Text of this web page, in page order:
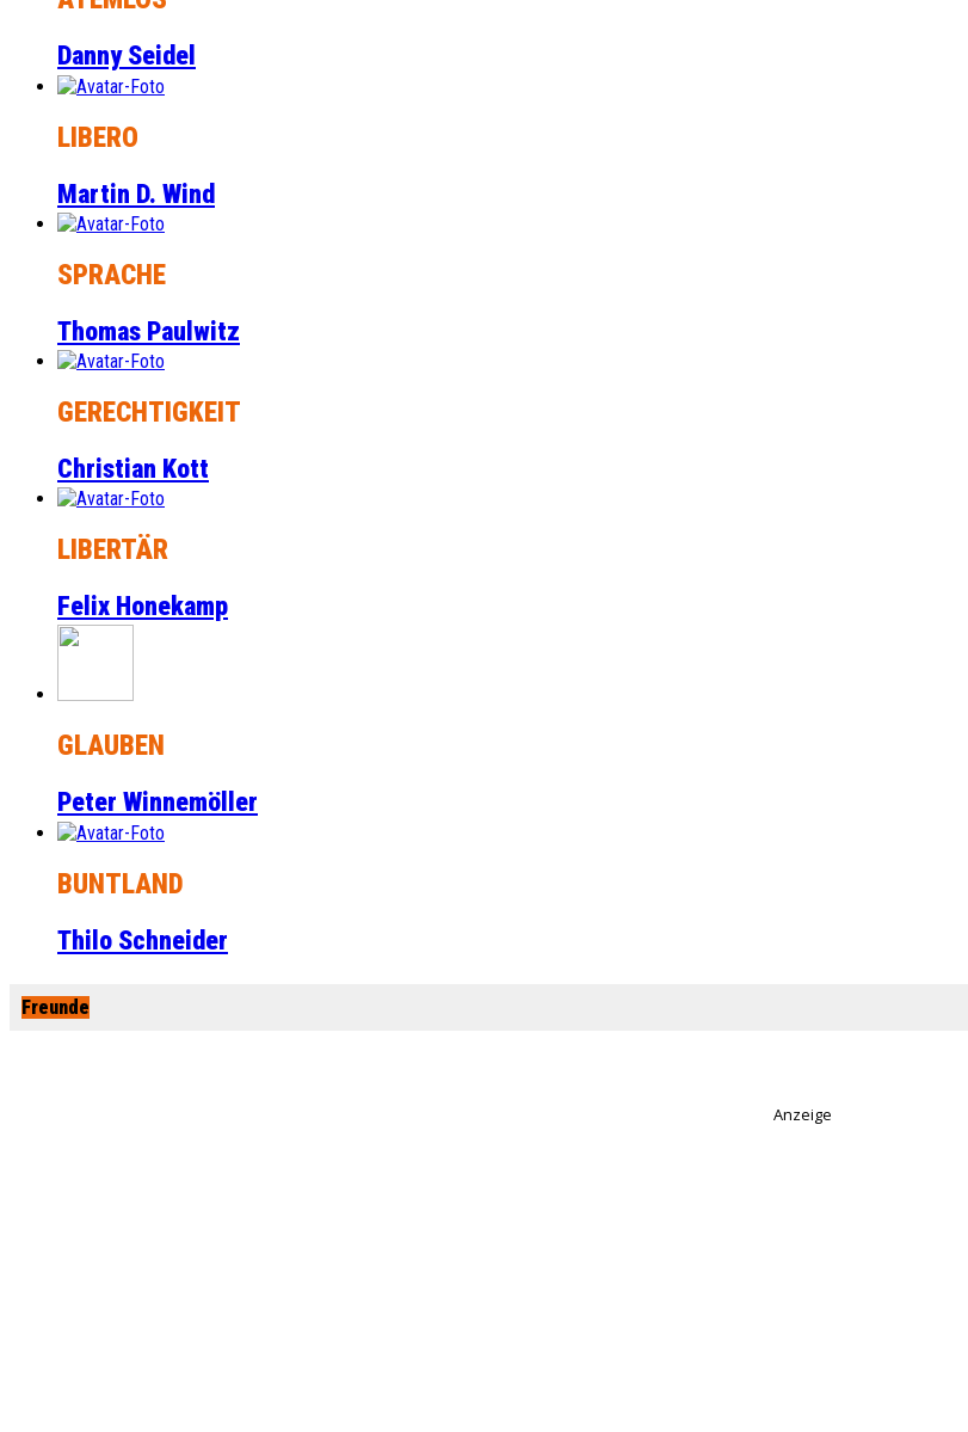
Danny Seidel
LIBERO
Martin D. Wind
SPRACHE
Thomas Paulwitz
GERECHTIGKEIT
Christian Kott
LIBERTÄR
Felix Honekamp
GLAUBEN
Peter Winnemöller
BUNTLAND
Thilo Schneider
Freunde
Anzeige